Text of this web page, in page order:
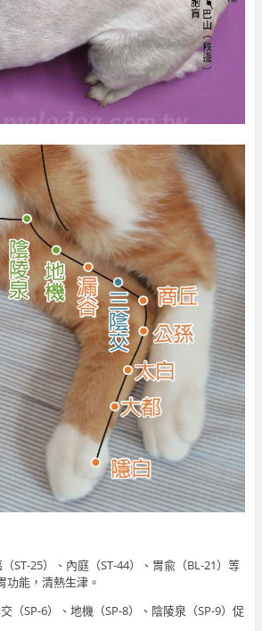
ST-25）、內庭（ST-44）、胃兪（BL-21）等
功能，清熱生津。
（SP-6）、地機（SP-8）、陰陵泉（SP-9）促